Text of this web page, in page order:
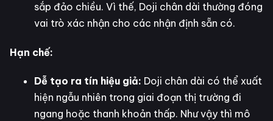
sắp đảo chiều. Vì thế, Doji chân dài thường đóng
vai trò xác nhận cho các nhận định sẵn có.
Hạn chế:
Dễ tạo ra tín hiệu giả: Doji chân dài có thể xuất
hiện ngẫu nhiên trong giai đoạn thị trường đi
ngang hoặc thanh khoản thấp. Như vậy thì mô